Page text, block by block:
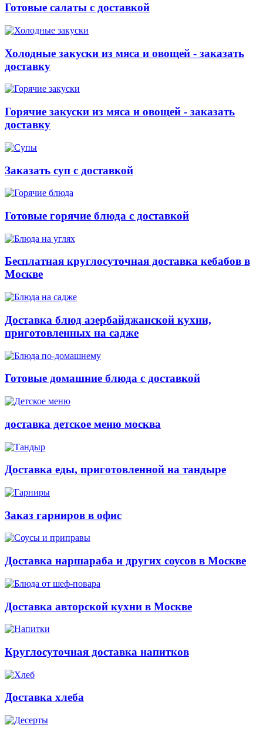
Готовые салаты с доставкой
Холодные закуски из мяса и овощей - заказать
доставку
Горячие закуски из мяса и овощей - заказать
доставку
Заказать суп с доставкой
Готовые горячие блюда с доставкой
Бесплатная круглосуточная доставка кебабов в
Москве
Доставка блюд азербайджанской кухни,
приготовленных на садже
Готовые домашние блюда с доставкой
доставка детское меню москва
Доставка еды, приготовленной на тандыре
Заказ гарниров в офис
Доставка наршараба и других соусов в Москве
Доставка авторской кухни в Москве
Круглосуточная доставка напитков
Доставка хлеба